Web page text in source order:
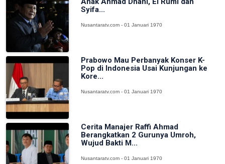
Syifa...
Nusantaratv.com - 01 Januari 1970
Prabowo Mau Perbanyak Konser K-
Pop di Indonesia Usai Kunjungan ke
Kore...
Nusantaratv.com - 01 Januari 1970
Cerita Manajer Raffi Ahmad
Berangkatkan 2 Gurunya Umroh,
Wujud Bakti M...
Nusantaratv.com - 01 Januari 1970